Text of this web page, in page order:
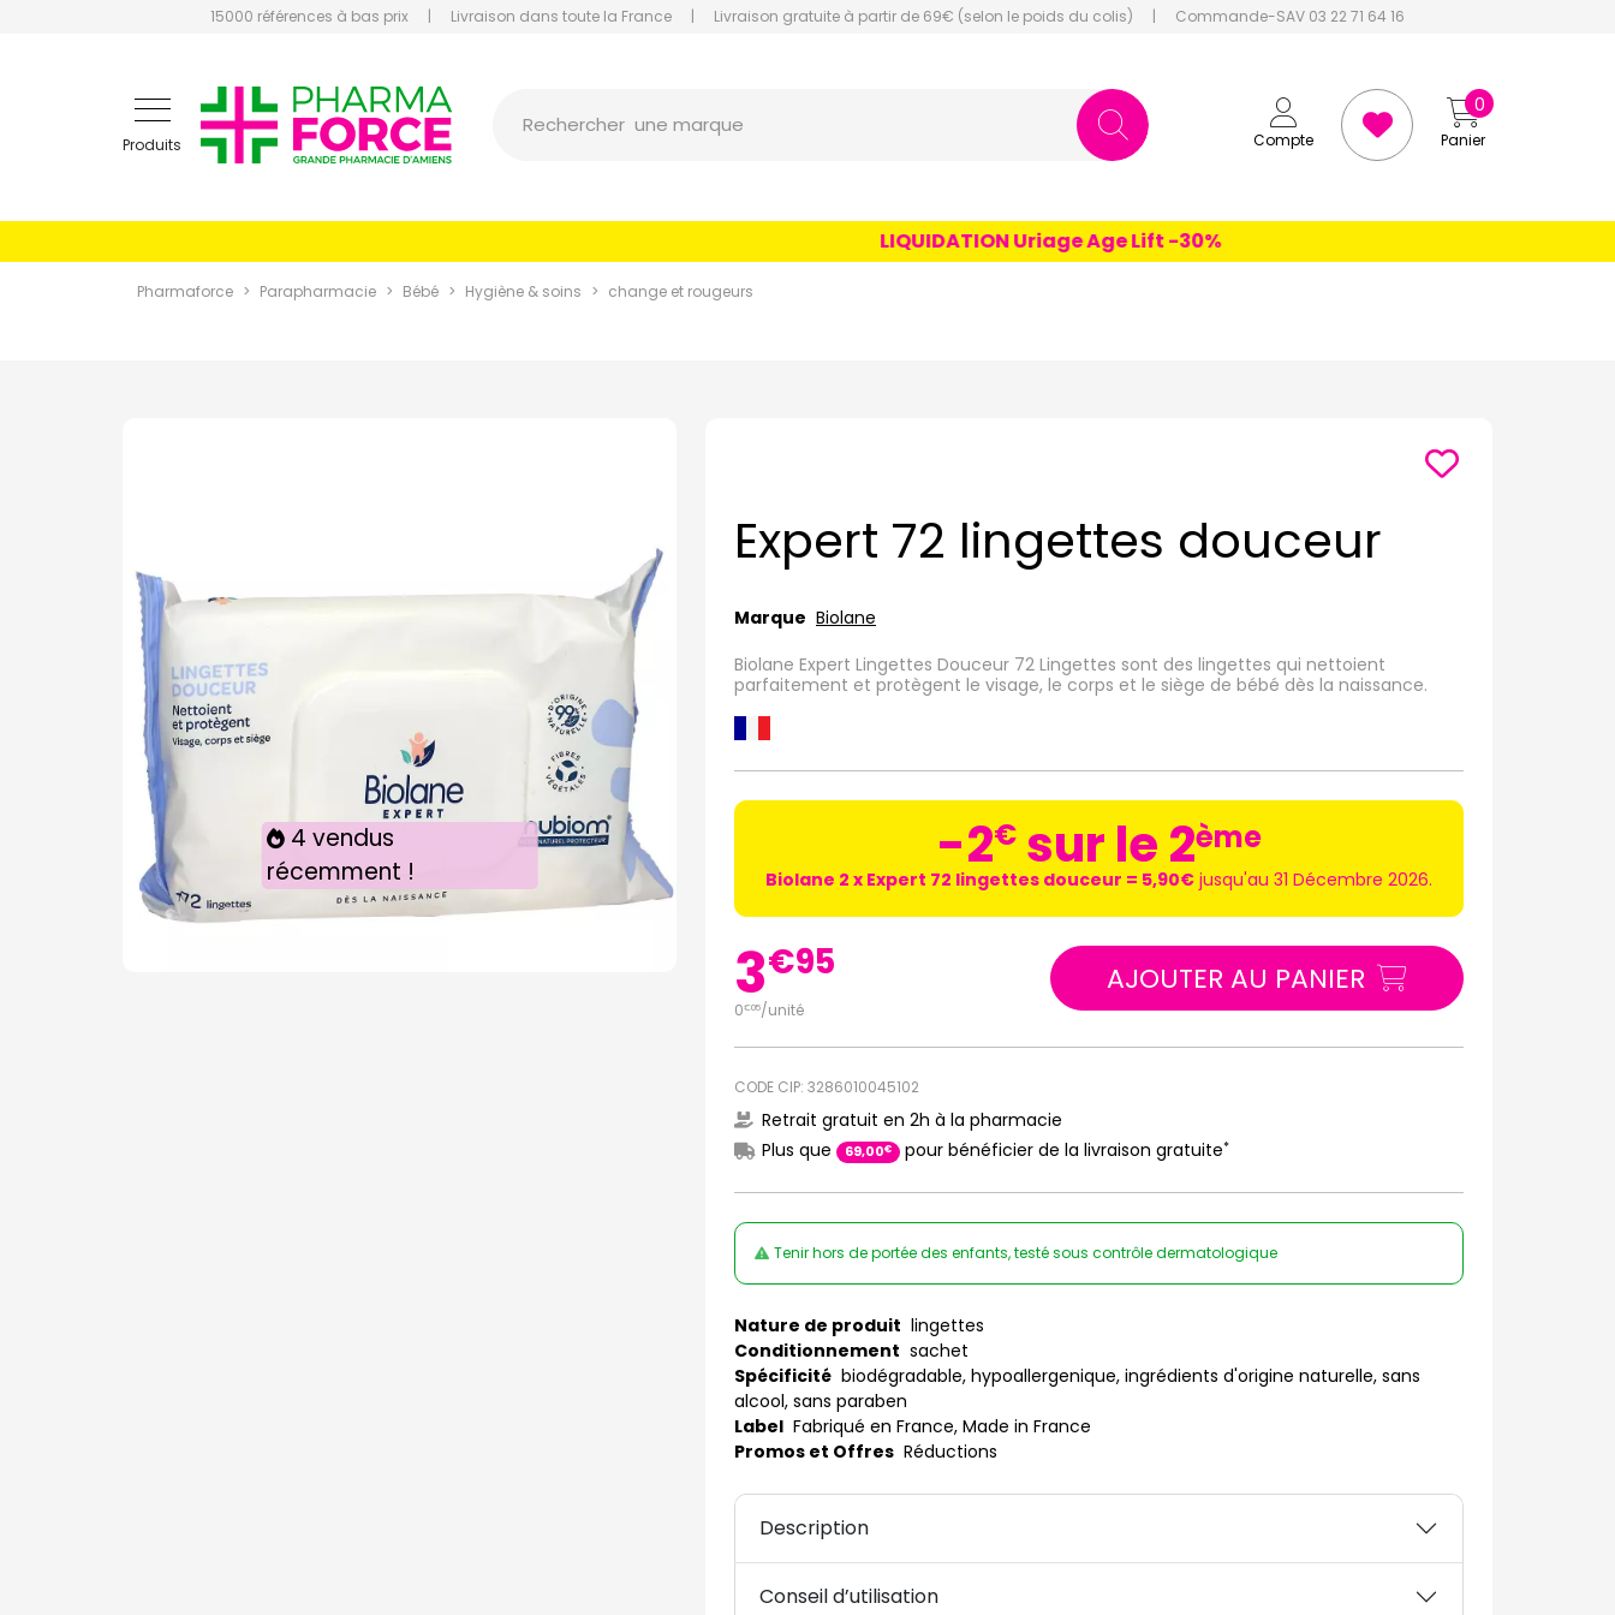
15000 références à bas prix | Livraison dans toute la France | Livraison gratuite à partir de 69€ (selon le poids du colis) | Commande-SAV 03 22 71 64 16
Produits Compte Panier
0
Rechercher
LIQUIDATION Uriage Age Lift -30%
Pharmaforce Parapharmacie Bébé Hygiène & soins change et rougeurs
4 vendus
récemment !
Expert 72 lingettes douceur
Marque Biolane
Biolane Expert Lingettes Douceur 72 Lingettes sont des lingettes qui nettoient
parfaitement et protègent le visage, le corps et le siège de bébé dès la naissance.
-2€sur le 2ème
Biolane 2 x Expert 72 lingettes douceur = 5,90€ jusqu'au 31 Décembre 2026.
3€95
0€05/unité
AJOUTER AU PANIER
CODE CIP: 3286010045102
Retrait gratuit en 2h à la pharmacie
Plus que
69,00€ pour bénéficier de la livraison gratuite*
Tenir hors de portée des enfants, testé sous contrôle dermatologique
Nature de produit lingettes
Conditionnement sachet
Spécificité biodégradable, hypoallergenique, ingrédients d'origine naturelle, sans
alcool, sans paraben
Label Fabriqué en France, Made in France
Promos et Offres Réductions
Description
Conseil d’utilisation